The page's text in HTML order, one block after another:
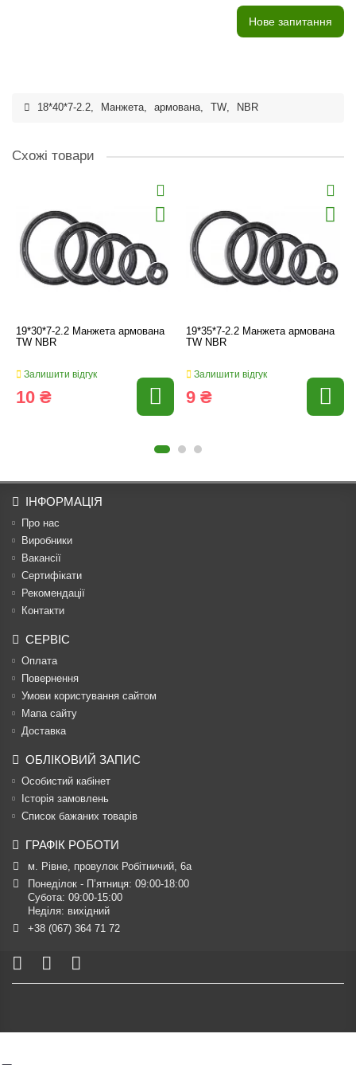
Нове запитання
18*40*7-2.2, Манжета, армована, TW, NBR
Схожі товари
19*30*7-2.2 Манжета армована
TW NBR
Залишити відгук
10 ₴
19*35*7-2.2 Манжета армована
TW NBR
Залишити відгук
9 ₴
ІНФОРМАЦІЯ
Про нас
Виробники
Вакансії
Сертифікати
Рекомендації
Контакти
СЕРВІС
Оплата
Повернення
Умови користування сайтом
Мапа сайту
Доставка
ОБЛІКОВИЙ ЗАПИС
Особистий кабінет
Історія замовлень
Список бажаних товарів
ГРАФІК РОБОТИ
м. Рівне, провулок Робітничий, 6а
Понеділок - П’ятниця: 09:00-18:00
Субота: 09:00-15:00
Неділя: вихідний
+38 (067) 364 71 72